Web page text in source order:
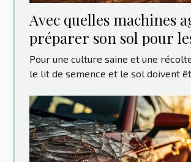
Avec quelles machines
préparer son sol pour
cultures ?
Pour une culture saine et une
le lit de semence et le sol doivent